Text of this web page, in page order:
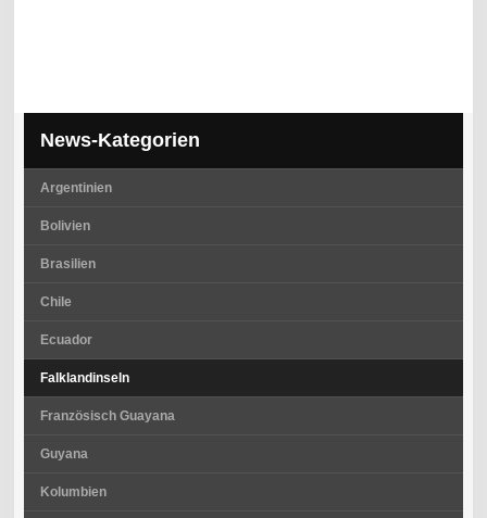
News-Kategorien
Argentinien
Bolivien
Brasilien
Chile
Ecuador
Falklandinseln
Französisch Guayana
Guyana
Kolumbien